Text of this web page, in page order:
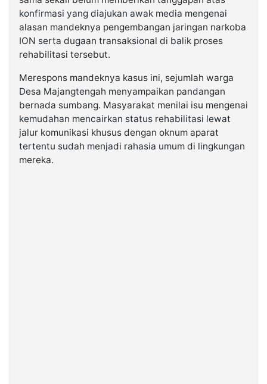
konfirmasi yang diajukan awak media mengenai
alasan mandeknya pengembangan jaringan narkoba
ION serta dugaan transaksional di balik proses
rehabilitasi tersebut.
Merespons mandeknya kasus ini, sejumlah warga
Desa Majangtengah menyampaikan pandangan
bernada sumbang. Masyarakat menilai isu mengenai
kemudahan mencairkan status rehabilitasi lewat
jalur komunikasi khusus dengan oknum aparat
tertentu sudah menjadi rahasia umum di lingkungan
mereka.